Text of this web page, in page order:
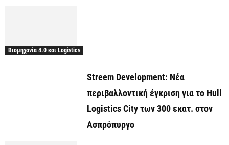
Βιομηχανία 4.0 και Logistics
Streem Development: Νέα
περιβαλλοντική έγκριση για το Hull
Logistics City των 300 εκατ. στον
Ασπρόπυργο